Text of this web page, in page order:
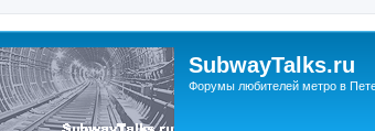
SubwayTalks.ru
Форумы любителей метро в